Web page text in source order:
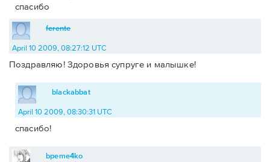
спасибо
ferente
April 10 2009, 08:27:12 UTC
Поздравляю! Здоровья супруге и малышке!
blackabbat
April 10 2009, 08:30:31 UTC
спасибо!
bpeme4ko